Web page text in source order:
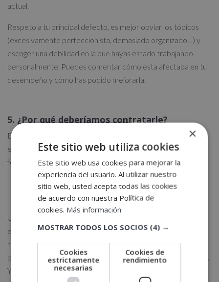
actual.
Respeto a tu principal defecto, es mejor obviar los tópicos
(excesivamente perfeccionista, demasiado organizado…) y
escoger una debilidad en la que hayas estado trabajando
personalmente. Puedes comentar cómo esta afectaba en tu
desempeño y cómo has podido mejorarla.
5. ¿Por qué deberíamos contratarle?
En esta pregunta, tendrás que enfocar el por qué tu
experiencia, tu formación y actitud pueden contribuir en
formar parte de este departamento y esta compañía.
– CONSEJO –
Un buen consejo que te damos, es que antes de una
entrevista de trabajo te preparares para poder dar
respuestas específicas sobre por qué quieres este trabajo, y
por qué crees que eres la persona indicada para este trabajo.
Y sobretodo, recuerda, siempre hay que mantener una
×
Este sitio web utiliza cookies
Este sitio web usa cookies para mejorar la
experiencia del usuario. Al utilizar nuestro
sitio web, usted acepta todas las cookies
de acuerdo con nuestra Política de
cookies. Más información
MOSTRAR TODOS LOS SOCIOS (4) →
Cookies
estrictamente
necesarias
Cookies de
rendimiento